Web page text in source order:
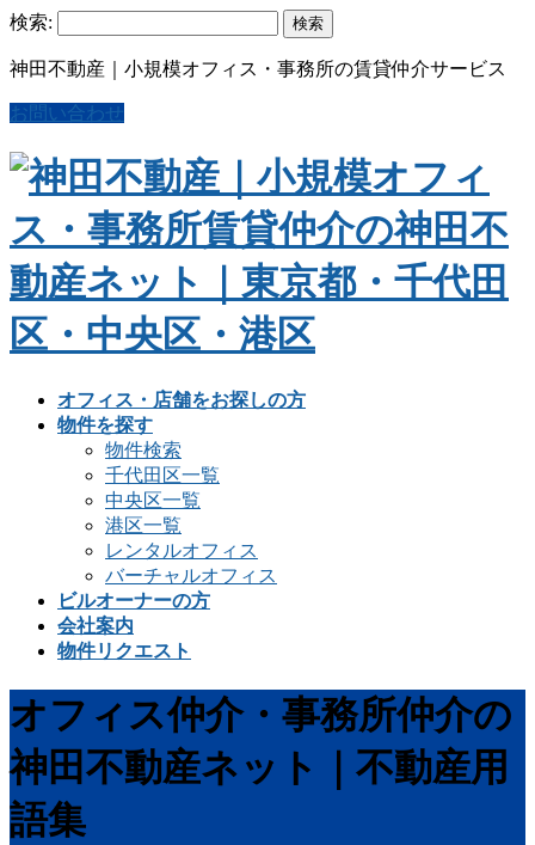
検索:
神田不動産｜小規模オフィス・事務所の賃貸仲介サービス
お問い合わせ
オフィス・店舗をお探しの方
物件を探す
物件検索
千代田区一覧
中央区一覧
港区一覧
レンタルオフィス
バーチャルオフィス
ビルオーナーの方
会社案内
物件リクエスト
オフィス仲介・事務所仲介の
神田不動産ネット｜不動産用
語集